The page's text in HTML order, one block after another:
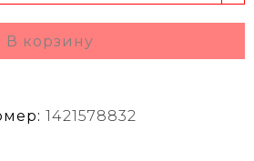
В корзину
1421578832